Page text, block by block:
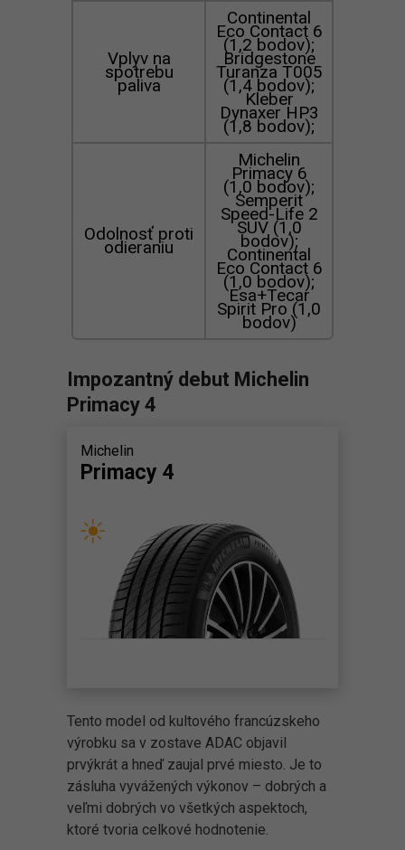
Vplyv na
spotrebu
paliva
Continental
Eco Contact 6
(1,2 bodov);
Bridgestone
Turanza T005
(1,4 bodov);
Kleber
Dynaxer HP3
(1,8 bodov);
Odolnosť proti
odieraniu
Michelin
Primacy 6
(1,0 bodov);
Semperit
Speed-Life 2
SUV (1,0
bodov);
Continental
Eco Contact 6
(1,0 bodov);
Esa+Tecar
Spirit Pro (1,0
bodov)
Impozantný debut Michelin
Primacy 4
Michelin
Primacy 4
Tento model od kultového francúzskeho
výrobku sa v zostave ADAC objavil
prvýkrát a hneď zaujal prvé miesto. Je to
zásluha vyvážených výkonov – dobrých a
veľmi dobrých vo všetkých aspektoch,
ktoré tvoria celkové hodnotenie.